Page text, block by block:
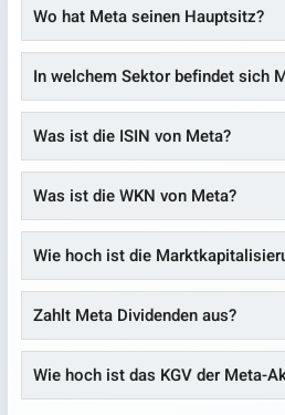
Wo hat Meta seinen Hauptsitz?
In welchem Sektor befindet sich
Was ist die ISIN von Meta?
Was ist die WKN von Meta?
Wie hoch ist die
Zahlt Meta Dividenden aus?
Wie hoch ist das KGV der Meta-